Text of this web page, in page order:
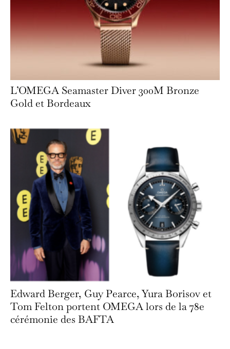
L’OMEGA Seamaster Diver 300M Bronze
Gold et Bordeaux
Edward Berger, Guy Pearce, Yura Borisov et
Tom Felton portent OMEGA lors de la 78e
cérémonie des BAFTA